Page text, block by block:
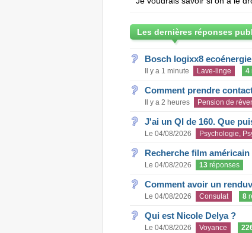
Les dernières réponses
Bosch logixx8 ecoénergie
Il y a 1 minute Lave-linge 4
Comment prendre
Il y a 2 heures Pension de
J'ai un QI de 160. Que
Le 04/08/2026 Psychologie,
Recherche film américain
Le 04/08/2026 13réponses
Comment avoir un
Le 04/08/2026 Consulat 8
Qui est Nicole Delya ?
Le 04/08/2026 Voyance